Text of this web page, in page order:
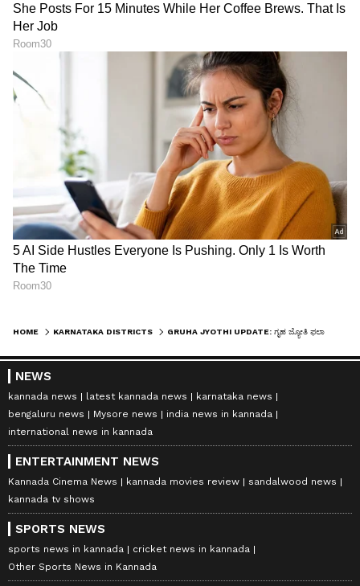
HOME KARNATAKA DISTRICTS
NEWS
kannada news latest kannada news
karnataka news
bengaluru news
Mysore news
india news in kannada
international news in kannada
ENTERTAINMENT NEWS
Kannada Cinema News kannada movies review
sandalwood news
kannada tv shows
SPORTS NEWS
sports news in kannada
cricket news in kannada
Other Sports News in Kannada